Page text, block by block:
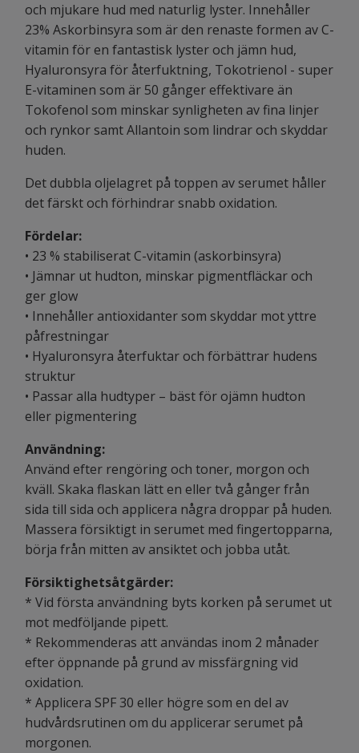
och mjukare hud med naturlig lyster. Innehåller
23% Askorbinsyra som är den renaste formen av C-
vitamin för en fantastisk lyster och jämn hud,
Hyaluronsyra för återfuktning, Tokotrienol - super
E-vitaminen som är 50 gånger effektivare än
Tokofenol som minskar synligheten av fina linjer
och rynkor samt Allantoin som lindrar och skyddar
huden.
Det dubbla oljelagret på toppen av serumet håller
det färskt och förhindrar snabb oxidation.
Fördelar:
• 23 % stabiliserat C-vitamin (askorbinsyra)
• Jämnar ut hudton, minskar pigmentfläckar och
ger glow
• Innehåller antioxidanter som skyddar mot yttre
påfrestningar
• Hyaluronsyra återfuktar och förbättrar hudens
struktur
• Passar alla hudtyper – bäst för ojämn hudton
eller pigmentering
Användning:
Använd efter rengöring och toner, morgon och
kväll. Skaka flaskan lätt en eller två gånger från
sida till sida och applicera några droppar på huden.
Massera försiktigt in serumet med fingertopparna,
börja från mitten av ansiktet och jobba utåt.
Försiktighetsåtgärder:
* Vid första användning byts korken på serumet ut
mot medföljande pipett.
* Rekommenderas att användas inom 2 månader
efter öppnande på grund av missfärgning vid
oxidation.
* Applicera SPF 30 eller högre som en del av
hudvårdsrutinen om du applicerar serumet på
morgonen.